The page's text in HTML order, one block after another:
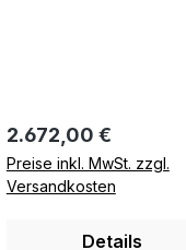
Regulärer Preis:
2.672,00 €
Preise inkl. MwSt. zzgl.
Versandkosten
Details